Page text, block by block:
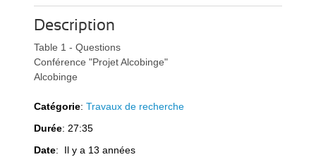
Description
Table 1 - Questions
Conférence "Projet Alcobinge"
Alcobinge
Catégorie:Travaux de recherche
Durée: 27:35
Date: Il y a 13 années